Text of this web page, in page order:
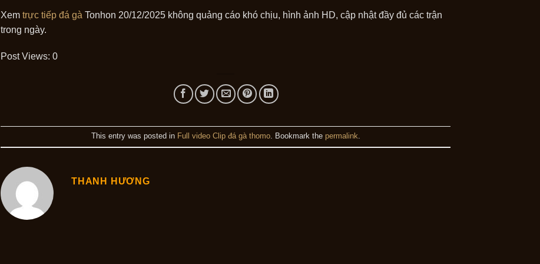
Xem trực tiếp đá gà Tonhon 20/12/2025 không quảng cáo khó chịu, hình ảnh HD, cập nhật đầy đủ các trận
trong ngày.
Post Views: 0
This entry was posted in Full video Clip đá gà thomo. Bookmark the permalink
THANH HƯƠNG